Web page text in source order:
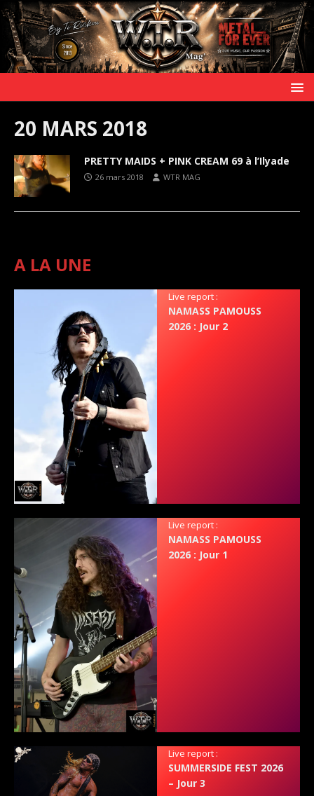
20 MARS 2018
PRETTY MAIDS + PINK CREAM 69 à l’Ilyade
26 mars 2018 WTR MAG
A LA UNE
Live report :
NAMASS PAMOUSS
2026 : Jour 2
Live report :
NAMASS PAMOUSS
2026 : Jour 1
Live report :
SUMMERSIDE FEST 2026
– Jour 3